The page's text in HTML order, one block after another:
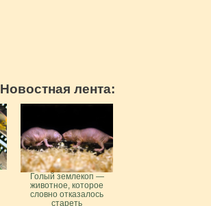
Новостная лента:
Голый землекоп —
животное, которое
словно отказалось
стареть